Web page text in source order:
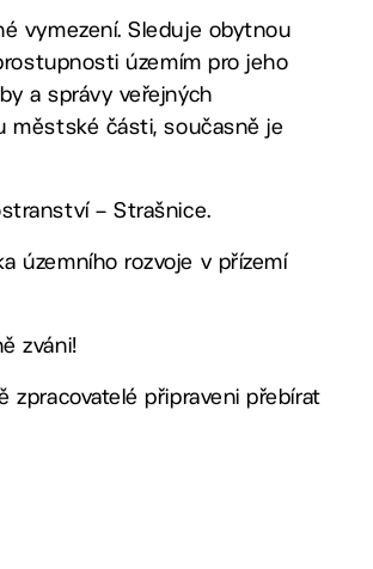
vymezení. Sleduje obytnou
územím pro jeho
a správy veřejných
městské části, současně je
– Strašnice.
územního rozvoje v přízemí
zváni!
zpracovatelé připraveni přebírat